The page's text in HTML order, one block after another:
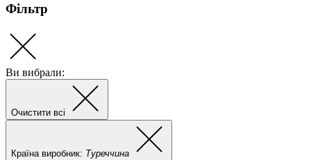
Фільтр
Ви вибрали:
Очистити всі
Країна виробник: Туреччина